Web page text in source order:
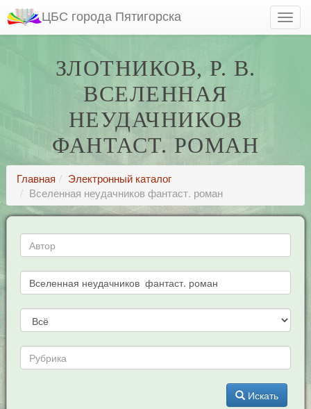
ЦБС города Пятигорска
ЗЛОТНИКОВ, Р. В.
ВСЕЛЕННАЯ
НЕУДАЧНИКОВ
ФАНТАСТ. РОМАН
Главная
Электронный каталог
Вселенная неудачников фантаст. роман
Искать